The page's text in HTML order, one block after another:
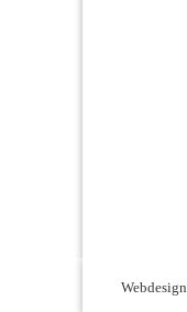
Webdesign